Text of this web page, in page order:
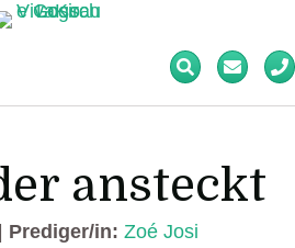
ansteckt
Prediger/in: Zoé Josi